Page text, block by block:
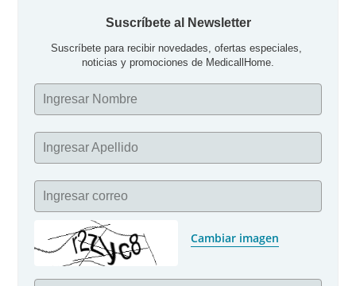
Suscríbete al Newsletter
Suscríbete para recibir novedades, ofertas especiales,
noticias y promociones de MedicallHome.
Ingresar Nombre
Ingresar Apellido
Ingresar correo
Cambiar imagen